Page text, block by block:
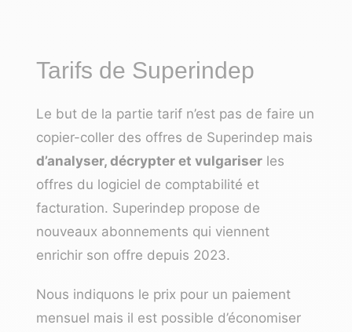
Tarifs de Superindep
Le but de la partie tarif n’est pas de faire un
copier-coller des offres de Superindep mais
d’analyser, décrypter et vulgariser les
offres du logiciel de comptabilité et
facturation. Superindep propose de
nouveaux abonnements qui viennent
enrichir son offre depuis 2023.
Nous indiquons le prix pour un paiement
mensuel mais il est possible d’économiser